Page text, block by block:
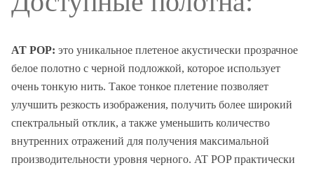
AT POP: это уникальное плетеное акустически прозрачное
белое полотно с черной подложкой, которое использует
очень тонкую нить. Такое тонкое плетение позволяет
улучшить резкость изображения, получить более широкий
спектральный отклик, а также уменьшить количество
внутренних отражений для получения максимальной
производительности уровня черного. AT POP практически